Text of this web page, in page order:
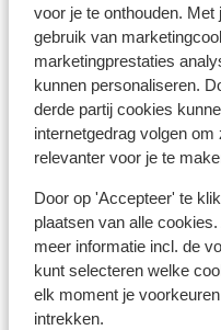
voor je te onthouden.
gebruik van
marketingprestaties
kunnen personaliseren.
derde partij cookies
internetgedrag volgen
relevanter voor je te
Door op 'Accepteer' te
plaatsen van alle
meer informatie incl. de
kunt selecteren welke
elk moment je
intrekken.
Rustig gelegen
Skipas, -les en
Skipas
Skilessen
Skimateriaal